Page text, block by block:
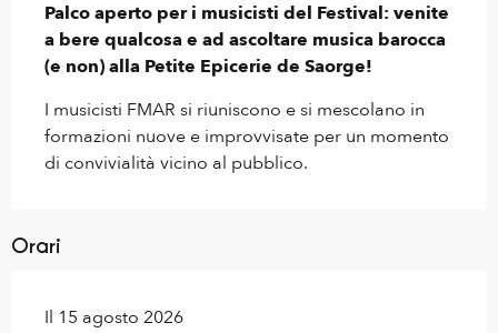
Palco aperto per i musicisti del Festival: venite
a bere qualcosa e ad ascoltare musica barocca
(e non) alla Petite Epicerie de Saorge!
I musicisti FMAR si riuniscono e si mescolano in
formazioni nuove e improvvisate per un momento
di convivialità vicino al pubblico.
Orari
Il 15 agosto 2026